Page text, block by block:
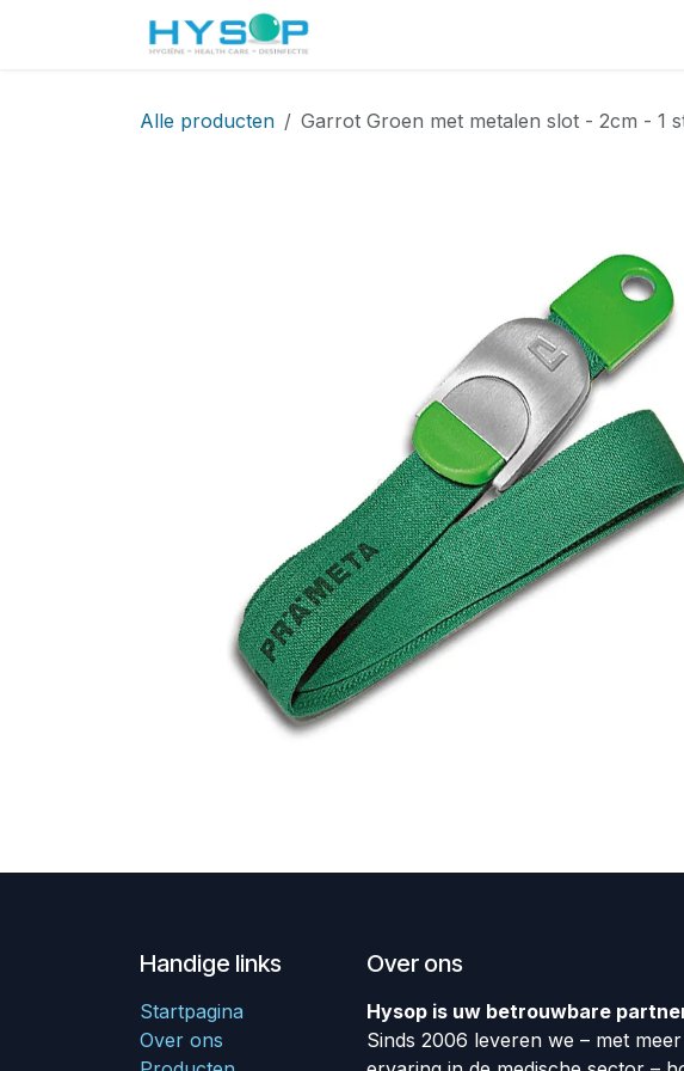
Alle producten Garrot Groen met metalen slot - 2cm - 1
Handige links
Startpagina
Over ons
Over ons
Hysop is uw betrouwbare
Sinds 2006 leveren we – met